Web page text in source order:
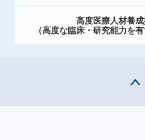
高度医療人材養
（高度な臨床・研究能力を